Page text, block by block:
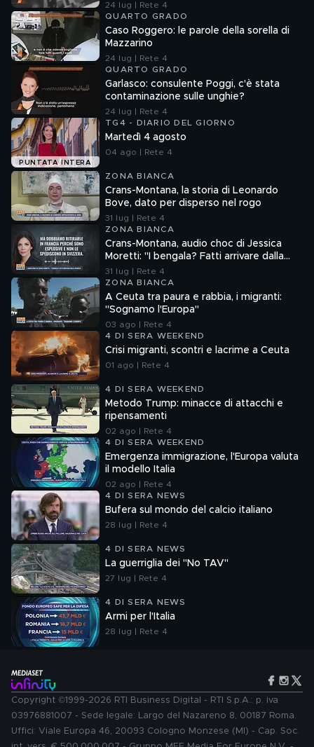
24 lug | Rete 4
QUARTO GRADO
Caso Roggero: le parole della sorella di
Mazzarino
24 lug | Rete 4
QUARTO GRADO
Garlasco: consulente Poggi, c'è stata
contaminazione sulle unghie?
24 lug | Rete 4
PUNTATA INTERA
TG4 - DIARIO DEL GIORNO
Martedì 4 agosto
04 ago | Rete 4
ZONA BIANCA
Crans-Montana, la storia di Leonardo
Bove, dato per disperso nel rogo
31 lug | Rete 4
ZONA BIANCA
Crans-Montana, audio choc di Jessica
Moretti: "I bengala? Fatti arrivare dalla
Francia"
31 lug | Rete 4
ZONA BIANCA
A Ceuta tra paura e rabbia, i migranti:
"Sognamo l'Europa"
03 ago | Rete 4
4 DI SERA WEEKEND
Crisi migranti, scontri e lacrime a Ceuta
01 ago | Rete 4
4 DI SERA WEEKEND
Metodo Trump: minacce di attacchi e
ripensamenti
02 ago | Rete 4
4 DI SERA WEEKEND
Emergenza immigrazione, l'Europa valuta
il modello Italia
02 ago | Rete 4
4 DI SERA NEWS
Bufera sul mondo del calcio italiano
28 lug | Rete 4
4 DI SERA NEWS
La guerriglia dei "No TAV"
27 lug | Rete 4
4 DI SERA NEWS
Armi per l'Italia
28 lug | Rete 4
Copyright ©1999-2026 RTI Business Digital - RTI S.p.A.: p. iva
03976881007 - Sede legale: Largo del Nazareno 8, 00187 Roma.
Uffici: Viale Europa 46, 20093 Cologno Monzese (MI) - Cap. Soc.